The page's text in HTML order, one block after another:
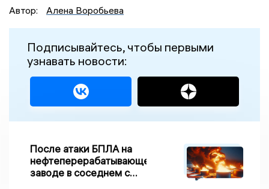
Автор:
Алена Воробьева
Подписывайтесь, чтобы первыми
узнавать новости:
После атаки БПЛА на
нефтеперерабатывающем
заводе в соседнем с